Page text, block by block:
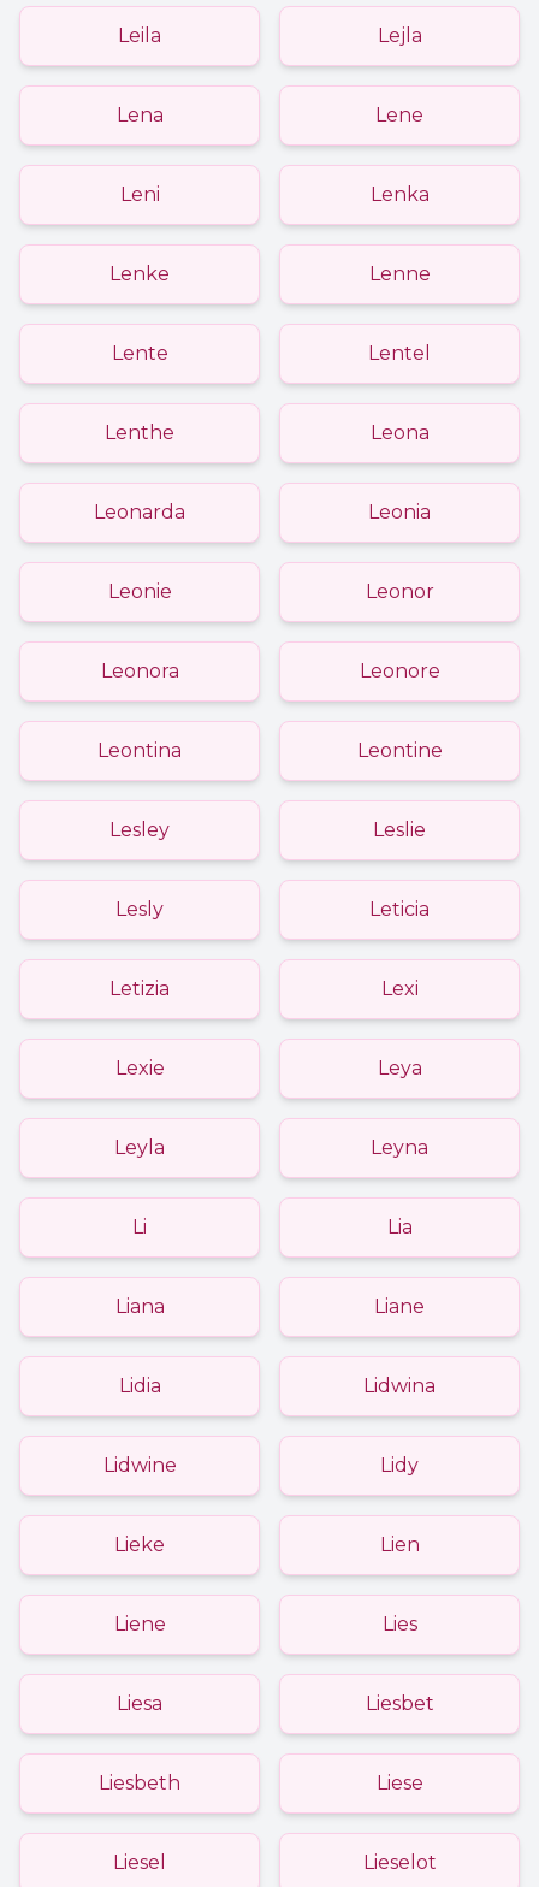
Leila Lejla
Lena Lene
Leni Lenka
Lenke Lenne
Lente Lentel
Lenthe Leona
Leonarda Leonia
Leonie Leonor
Leonora Leonore
Leontina Leontine
Lesley Leslie
Lesly Leticia
Letizia Lexi
Lexie Leya
Leyla Leyna
Li Lia
Liana Liane
Lidia Lidwina
Lidwine Lidy
Lieke Lien
Liene Lies
Liesa Liesbet
Liesbeth Liese
Liesel Lieselot